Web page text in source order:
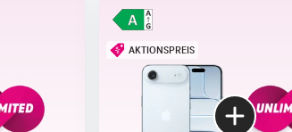
AKTIONSPREIS